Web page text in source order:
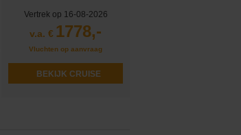
Vertrek op 16-08-2026
v.a. € 1778,-
Vluchten op aanvraag
BEKIJK CRUISE